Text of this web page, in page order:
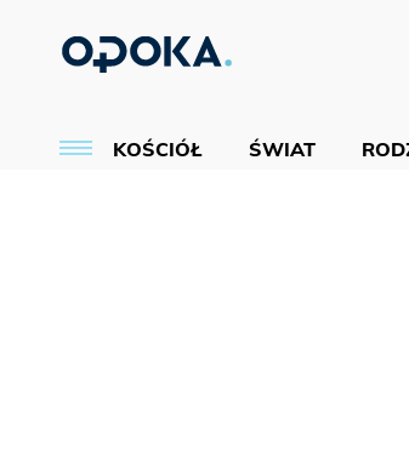
KOŚCIÓŁ ŚWIAT